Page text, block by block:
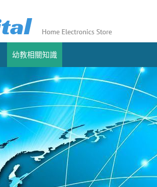
幼教相關知識